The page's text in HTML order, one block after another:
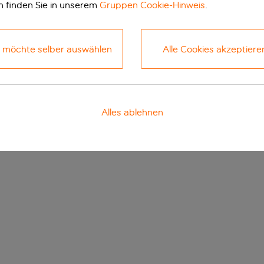
finden Sie in unserem Gruppen Cookie-Hinweis.
möchte selber auswählen Alle Cookies
Alles ablehnen